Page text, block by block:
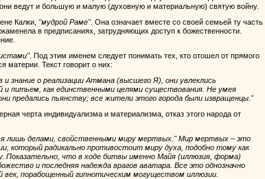
ведут и большую и малую (духовную и материальную) святую войну.
Калки, "мудрой Раме". Она означает вместе со своей семьей ту часть
в предписаниях, затрудняющих доступ к божественности.
. Под этим именем следует понимать тех, кто отошел от прямого
материи. Текст говорит о них:
знание о реализации Атмана (высшего Я), они увлеклись
питьем, как единственными целями существования. Не умея
предались пьянству; все жители этого города были извращенцы."
черта индивидуализма и материализма, отказ этого народа от
лишь делами, свойственными миру мертвых." Мир мертвых – это
который радикально противостоит миру духа, подобно тому как
Показательно, что в ходе битвы именно Майя (иллюзия, форма)
и последняя надежда врагов аватара. Все это однозначно
век, порабощенный гипнотическим могуществом иллюзии.